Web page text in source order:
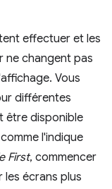
effectuer et les
ne changent pas
Vous
différentes
être disponible
l'indique
First, commencer
écrans plus